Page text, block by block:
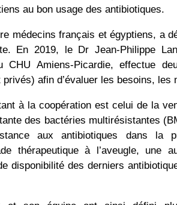
au bon usage des antibiotiques.
médecins français et égyptiens, a
En 2019, le Dr Jean-Philippe
CHU Amiens-Picardie, effectue
afin d’évaluer les besoins,
à la coopération est celui de la
des bactéries multirésistantes
aux antibiotiques dans la
thérapeutique à l’aveugle, une
disponibilité des derniers